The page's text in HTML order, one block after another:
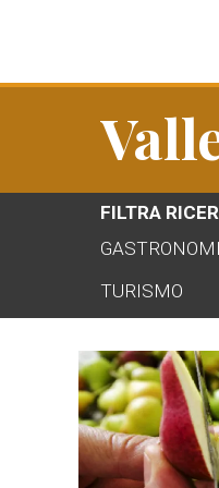
FILTRA
TURISMO